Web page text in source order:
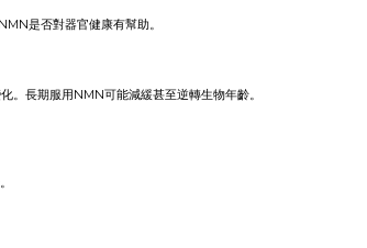
是否對器官健康有幫助。
長期服用NMN可能減緩甚至逆轉生物年齡。